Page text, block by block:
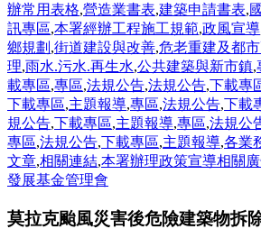
辦常用表格,營造業書表,建築申請書表,
訊專區,本署經辦工程施工規範,政風宣導
鄉規劃 ,街道建設與改善,危老重建及都
理,雨水.污水.再生水,公共建築與新市鎮,
載專區,專區,法規公告,法規公告,下載專
下載專區,主題報導,專區,法規公告,下載
規公告,下載專區,主題報導,專區,法規公
專區,法規公告,下載專區,主題報導,各業
文章,相關連結,本署辦理政策宣導相關
發展基金管理會
莫拉克颱風災害後危險建築物拆